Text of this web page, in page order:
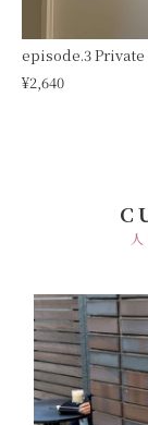
episode.3
¥2,640